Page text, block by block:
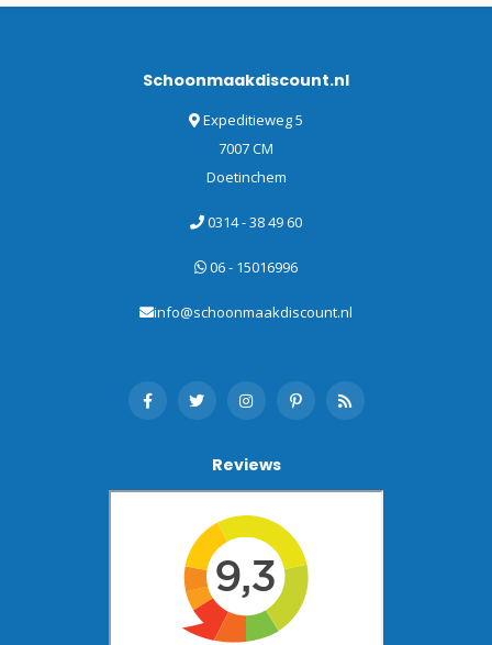
Schoonmaakdiscount.nl
Expeditieweg 5
7007 CM
Doetinchem
0314 - 38 49 60
06 - 15016996
info@schoonmaakdiscount.nl
Reviews